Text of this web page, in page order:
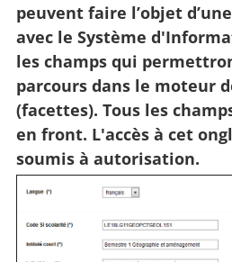
peuvent faire l’objet
avec le Système
les champs qui
parcours dans le moteur
(facettes). Tous les
en front. L'accès à cet
soumis à autorisation.